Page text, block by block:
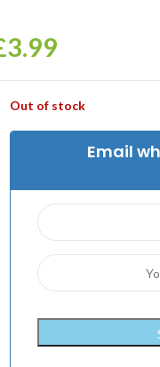
3.99
Out of stock
Email